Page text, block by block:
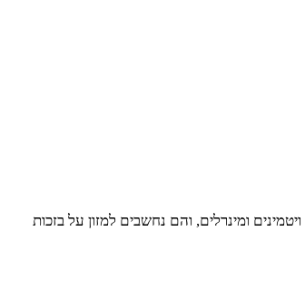
ומינרלים, והם נחשבים למזון על בזכות